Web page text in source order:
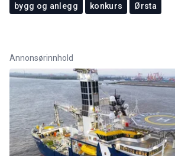
bygg og anlegg konkurs Ørsta
Annonsørinnhold